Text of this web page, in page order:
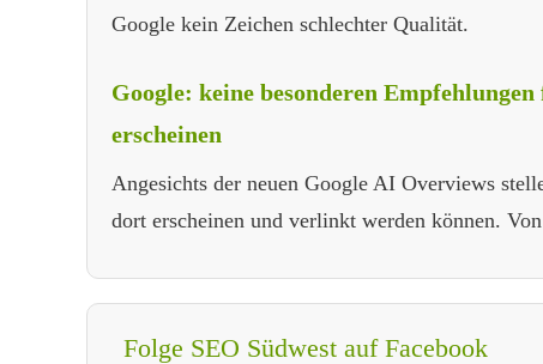
Google kein Zeichen schlechter Qualität.
Google: keine besonderen
erscheinen
Angesichts der neuen Google AI Overviews
dort erscheinen und verlinkt werden können.
Folge SEO Südwest auf Facebook